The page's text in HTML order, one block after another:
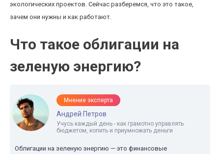
экологических проектов. Сейчас разберемся, что это такое,
зачем они нужны и как работают.
Что такое облигации на
зеленую энергию?
Мнение эксперта
Андрей Петров
Учусь каждый день - как грамотно управлять
бюджетом, копить и приумножать деньги
Облигации на зеленую энергию — это финансовые